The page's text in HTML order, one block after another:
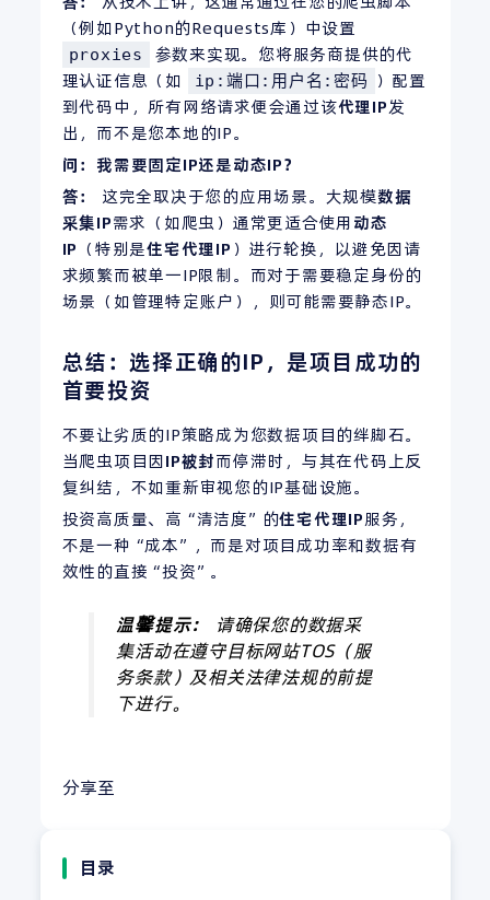
（例如Python的Requests库）中设置
proxies
参数来实现。您将服务商提供的代
理认证信息（如
ip:端口:用户名:密码
）配置
到代码中，所有网络请求便会通过该代理IP发
出，而不是您本地的IP。
问：我需要固定IP还是动态IP？
答：
这完全取决于您的应用场景。大规模数据
采集IP需求（如爬虫）通常更适合使用动态
IP （特别是住宅代理IP ）进行轮换，以避免因请
求频繁而被单一IP限制。而对于需要稳定身份的
场景（如管理特定账户），则可能需要静态IP。
总结：选择正确的IP，是项目成功的
首要投资
不要让劣质的IP策略成为您数据项目的绊脚石。
当爬虫项目因IP被封而停滞时，与其在代码上反
复纠结，不如重新审视您的IP基础设施。
投资高质量、高“清洁度”的住宅代理IP服务，
不是一种“成本”，而是对项目成功率和数据有
效性的直接“投资”。
温馨提示：
请确保您的数据采
集活动在遵守目标网站TOS（服
务条款）及相关法律法规的前提
下进行。
分享至
目录